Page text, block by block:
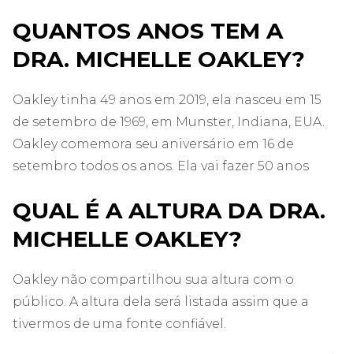
QUANTOS ANOS TEM A
DRA. MICHELLE OAKLEY?
Oakley tinha 49 anos em 2019, ela nasceu em 15
de setembro de 1969, em Munster, Indiana, EUA.
Oakley comemora seu aniversário em 16 de
setembro todos os anos. Ela vai fazer 50 anos
QUAL É A ALTURA DA DRA.
MICHELLE OAKLEY?
Oakley não compartilhou sua altura com o
público. A altura dela será listada assim que a
tivermos de uma fonte confiável.